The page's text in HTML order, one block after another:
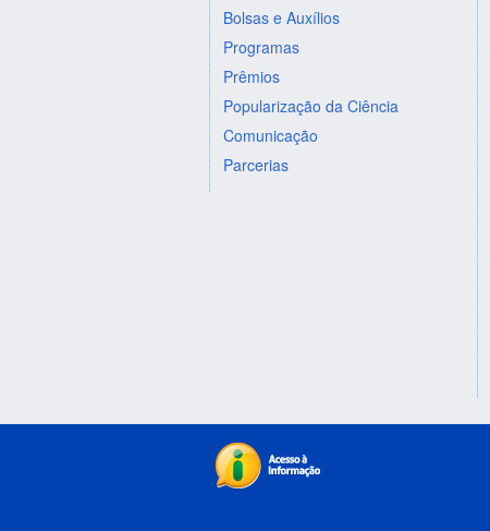
Bolsas e Auxílios
Programas
Prêmios
Popularização da Ciência
Comunicação
Parcerias